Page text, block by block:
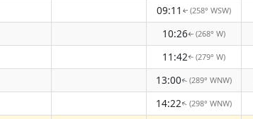
09:11 ↑(258° WSW)
10:26↑(268° W)
11:42↑(279° W)
13:00↑(289° WNW)
14:22↑(298° WNW)